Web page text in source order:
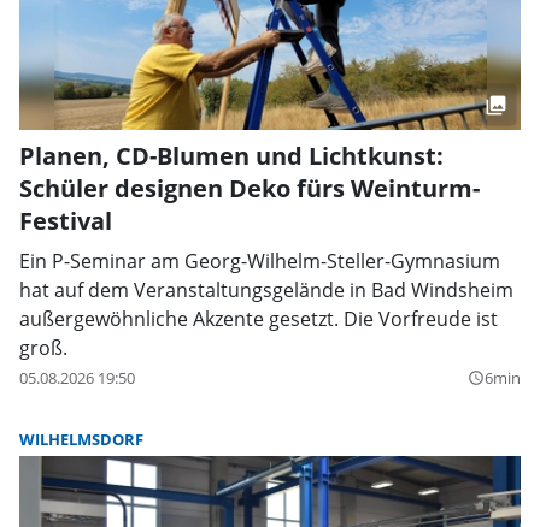
Planen, CD-Blumen und Lichtkunst:
Schüler designen Deko fürs Weinturm-
Festival
Ein P-Seminar am Georg-Wilhelm-Steller-Gymnasium
hat auf dem Veranstaltungsgelände in Bad Windsheim
außergewöhnliche Akzente gesetzt. Die Vorfreude ist
groß.
05.08.2026 19:50 query_builder6min
WILHELMSDORF